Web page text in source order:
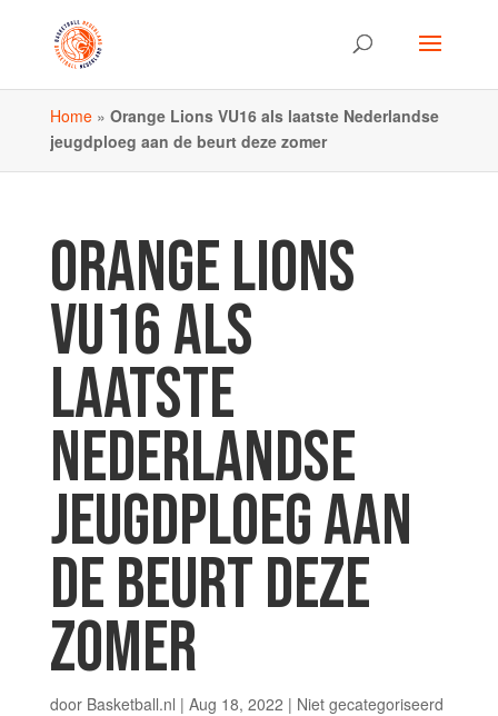
Home» Orange Lions VU16 als laatste Nederlandse
jeugdploeg aan de beurt deze zomer
ORANGE LIONS
VU16 ALS
LAATSTE
NEDERLANDSE
JEUGDPLOEG AAN
DE BEURT DEZE
ZOMER
door Basketball.nl | Aug 18, 2022 | Niet gecategoriseerd